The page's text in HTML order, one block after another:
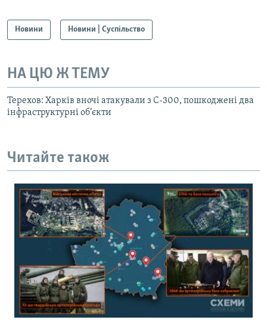
Новини Новини | Суспільство
НА ЦЮ Ж ТЕМУ
Терехов: Харків вночі атакували з С-300, пошкоджені два
інфраструктурні об’єкти
Читайте також